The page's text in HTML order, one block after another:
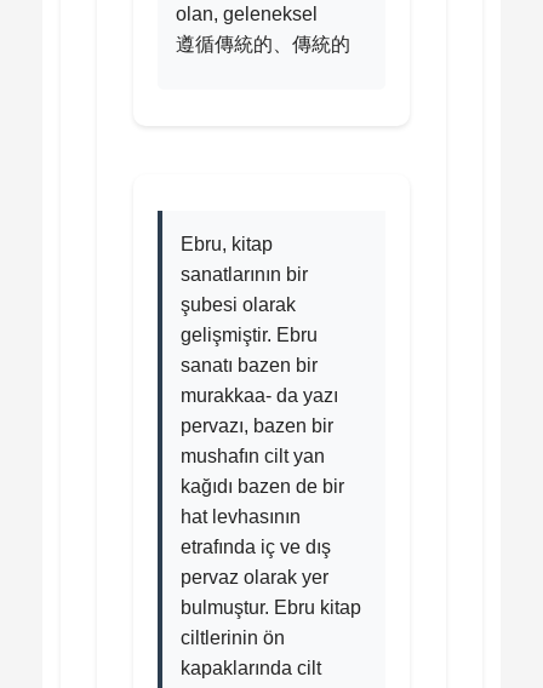
olan, geleneksel
遵循傳統的、傳統的
Ebru, kitap
sanatlarının bir
şubesi olarak
gelişmiştir. Ebru
sanatı bazen bir
murakkaa- da yazı
pervazı, bazen bir
mushafın cilt yan
kağıdı bazen de bir
hat levhasının
etrafında iç ve dış
pervaz olarak yer
bulmuştur. Ebru kitap
ciltlerinin ön
kapaklarında cilt